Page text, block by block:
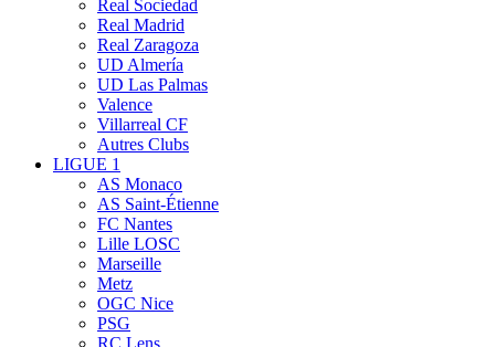
Real Sociedad
Real Madrid
Real Zaragoza
UD Almería
UD Las Palmas
Valence
Villarreal CF
Autres Clubs
LIGUE 1
AS Monaco
AS Saint-Étienne
FC Nantes
Lille LOSC
Marseille
Metz
OGC Nice
PSG